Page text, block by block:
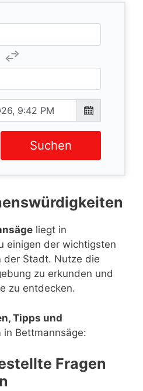
Suchen
liegt in
einigen der wichtigsten
der Stadt. Nutze die
zu erkunden und
zu entdecken.
Tipps und
in Bettmannsäge:
Fragen